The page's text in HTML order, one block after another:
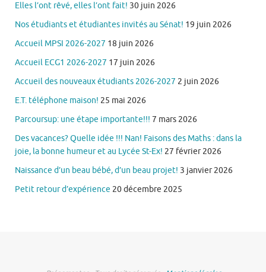
Elles l’ont rêvé, elles l’ont fait! 30 juin 2026
Nos étudiants et étudiantes invités au Sénat! 19 juin 2026
Accueil MPSI 2026-2027 18 juin 2026
Accueil ECG1 2026-2027 17 juin 2026
Accueil des nouveaux étudiants 2026-2027 2 juin 2026
E.T. téléphone maison! 25 mai 2026
Parcoursup: une étape importante!!! 7 mars 2026
Des vacances? Quelle idée !!! Nan! Faisons des Maths : dans la
joie, la bonne humeur et au Lycée St-Ex! 27 février 2026
Naissance d’un beau bébé, d’un beau projet! 3 janvier 2026
Petit retour d’expérience 20 décembre 2025